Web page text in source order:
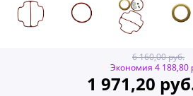
6 160,00 руб.
Экономия 4 188,80
1 971,20